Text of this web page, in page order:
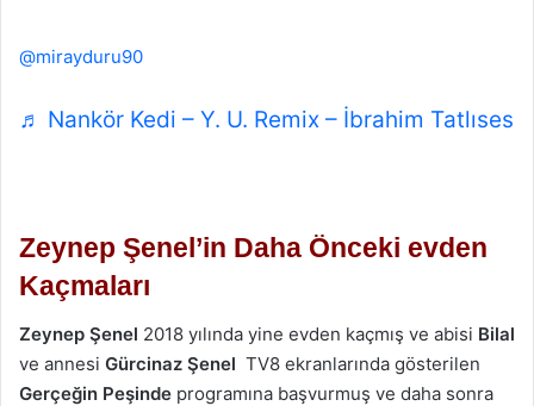
@mirayduru90
♬ Nankör Kedi – Y. U. Remix – İbrahim Tatlıses
Zeynep Şenel’in Daha Önceki evden
Kaçmaları
Zeynep Şenel 2018 yılında yine evden kaçmış ve abisi Bilal
ve annesi Gürcinaz Şenel TV8 ekranlarında gösterilen
Gerçeğin Peşinde programına başvurmuş ve daha sonra